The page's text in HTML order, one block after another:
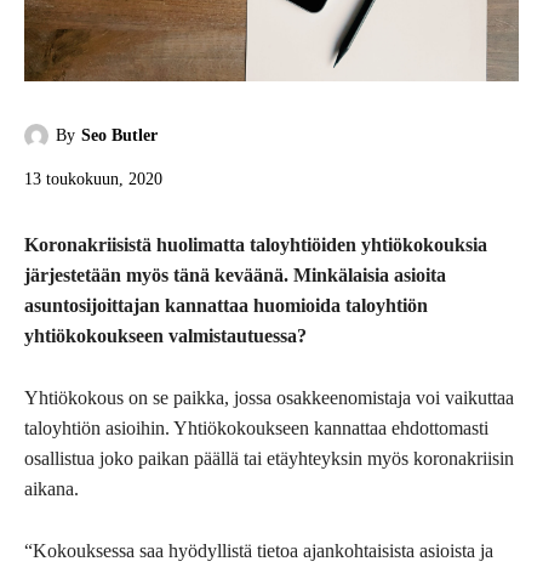
By Seo Butler
13 toukokuun, 2020
Koronakriisistä huolimatta taloyhtiöiden yhtiökokouksia
järjestetään myös tänä keväänä. Minkälaisia asioita
asuntosijoittajan kannattaa huomioida taloyhtiön
yhtiökokoukseen valmistautuessa?
Yhtiökokous on se paikka, jossa osakkeenomistaja voi vaikuttaa
taloyhtiön asioihin. Yhtiökokoukseen kannattaa ehdottomasti
osallistua joko paikan päällä tai etäyhteyksin myös koronakriisin
aikana.
“Kokouksessa saa hyödyllistä tietoa ajankohtaisista asioista ja